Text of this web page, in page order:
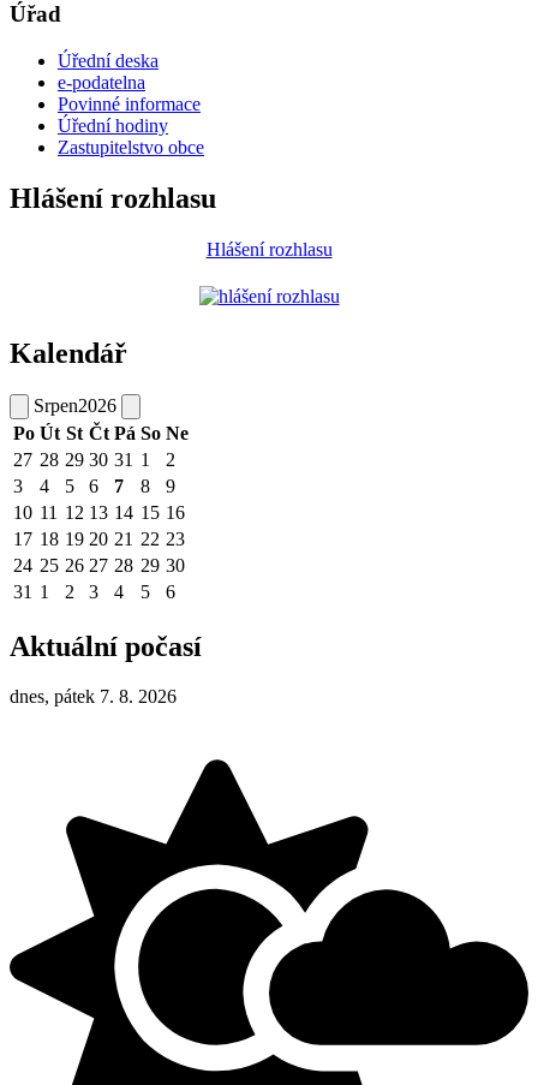
Úřad
Úřední deska
e-podatelna
Povinné informace
Úřední hodiny
Zastupitelstvo obce
Hlášení rozhlasu
Hlášení rozhlasu
Kalendář
Srpen2026
Po Út St Čt Pá So Ne
27 28 29 30 31 1
2
3
4 5 6 7 8
9
10 11 12 13 14 15 16
17 18 19 20 21 22 23
24 25 26 27 28 29 30
31 1 2 3 4 5 6
Aktuální počasí
dnes, pátek 7. 8. 2026